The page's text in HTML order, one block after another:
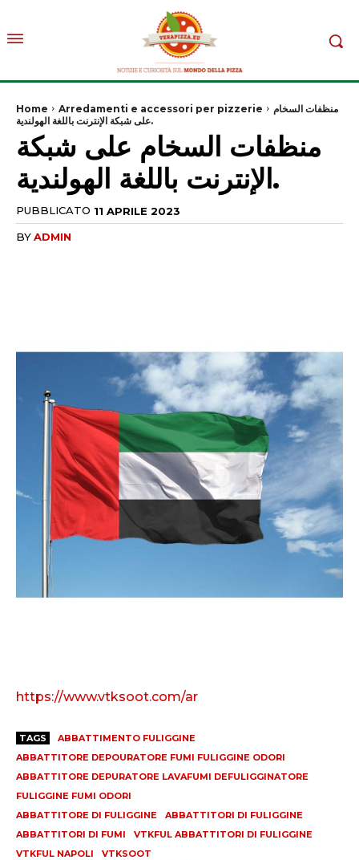
Home Arredamenti e accessori per pizzerie
منظفات السخام
على شبكة الإنترنت باللغة الهولندية.
منظفات السخام على شبكة
الإنترنت باللغة الهولندية.
PUBBLICATO 11 APRILE 2023
BYADMIN
https://www.vtksoot.com/ar
TAGS
ABBATTIMENTO FULIGGINE
ABBATTITORE DEPOURATORE FUMI FULIGGINE ODORI
ABBATTITORE DEPURATORE LAVAFUMI DEFULIGGINATORE
FULIGGINE FUMI ODORI
ABBATTITORE DI FULIGGINE
ABBATTITORI DI FULIGGINE
ABBATTITORI DI FUMI
VTKFUL ABBATTITORI DI FULIGGINE
VTKFUL NAPOLI
VTKSOOT